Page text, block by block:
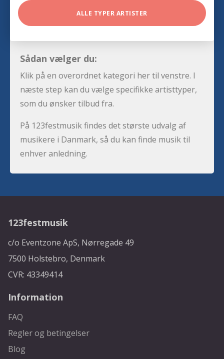
ALLE TYPER ARTISTER
Sådan vælger du:
Klik på en overordnet kategori her til venstre. I
næste step kan du vælge specifikke artisttyper,
som du ønsker tilbud fra.
På 123festmusik findes det største udvalg af
musikere i Danmark, så du kan finde musik til
enhver anledning.
123festmusik
c/o Eventzone ApS, Nørregade 49
7500 Holstebro, Denmark
CVR: 43349414
Information
FAQ
Regler og betingelser
Blog